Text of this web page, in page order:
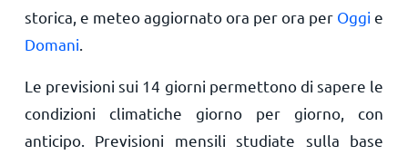
storica, e meteo aggiornato ora per ora per Oggi e
Domani
Le previsioni sui 14 giorni permettono di sapere le
condizioni climatiche giorno per giorno, con
anticipo. Previsioni mensili studiate sulla base